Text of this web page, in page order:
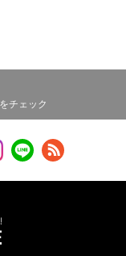
チェック